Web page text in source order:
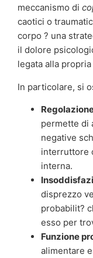
meccanismo di
caotici o
corpo ? una
il dolore
legata alla
In particolare, si
permette di
negative
interruttore
interna.
disprezzo
probabilit?
esso per
Funzione
alimentare